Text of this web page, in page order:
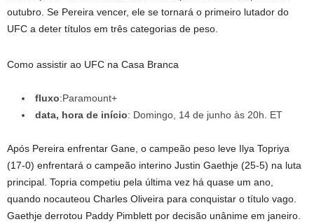
outubro. Se Pereira vencer, ele se tornará o primeiro lutador do
UFC a deter títulos em três categorias de peso.
Como assistir ao UFC na Casa Branca
fluxo:Paramount+
data, hora de início: Domingo, 14 de junho às 20h. ET
Após Pereira enfrentar Gane, o campeão peso leve Ilya Topriya
(17-0) enfrentará o campeão interino Justin Gaethje (25-5) na luta
principal. Topria competiu pela última vez há quase um ano,
quando nocauteou Charles Oliveira para conquistar o título vago.
Gaethje derrotou Paddy Pimblett por decisão unânime em janeiro.